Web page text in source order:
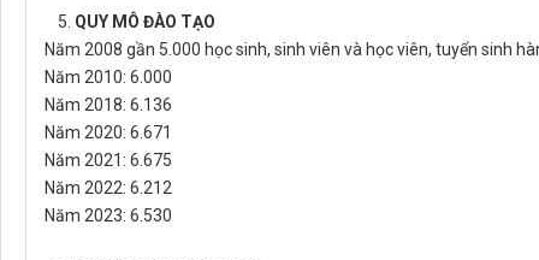
5. QUY MÔ ĐÀO TẠO
Năm 2008 gần 5.000 học sinh, sinh viên và học viên, tuyển sinh
Năm 2010: 6.000
Năm 2018: 6.136
Năm 2020: 6.671
Năm 2021: 6.675
Năm 2022: 6.212
Năm 2023: 6.530